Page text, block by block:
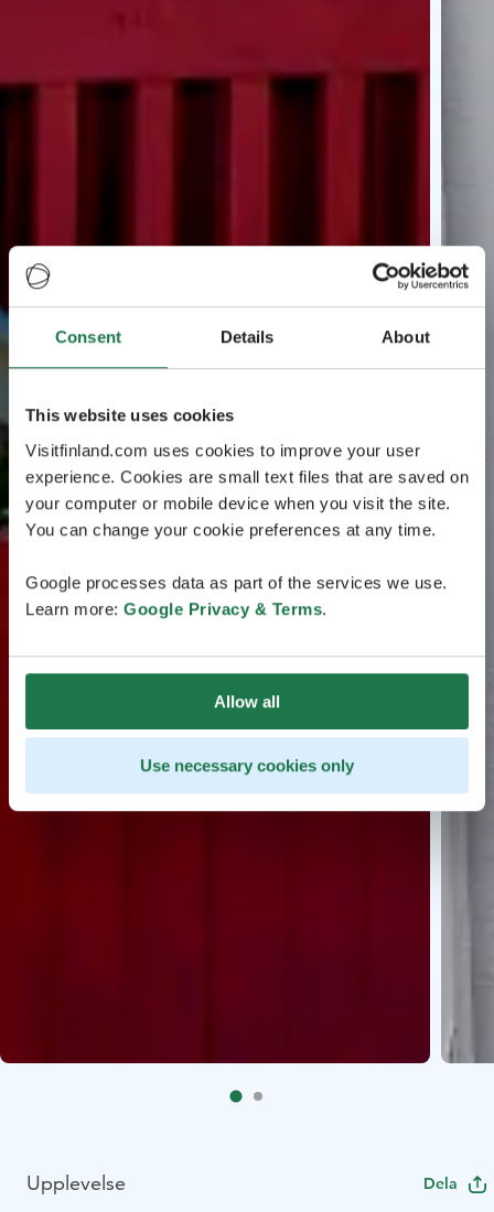
Consent Details About
This website uses cookies
Visitfinland.com uses cookies to improve your user
experience. Cookies are small text files that are saved on
your computer or mobile device when you visit the site.
You can change your cookie preferences at any time.
Google processes data as part of the services we use.
Learn more: Google Privacy & Terms.
Allow all
Use necessary cookies only
Upplevelse Dela